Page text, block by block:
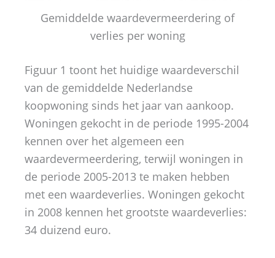
Gemiddelde waardevermeerdering of
verlies per woning
Figuur 1 toont het huidige waardeverschil
van de gemiddelde Nederlandse
koopwoning sinds het jaar van aankoop.
Woningen gekocht in de periode 1995-2004
kennen over het algemeen een
waardevermeerdering, terwijl woningen in
de periode 2005-2013 te maken hebben
met een waardeverlies. Woningen gekocht
in 2008 kennen het grootste waardeverlies:
34 duizend euro.